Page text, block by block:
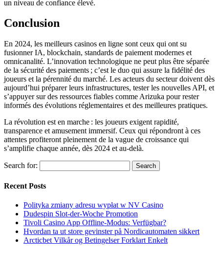
un niveau de confiance élevé.
Conclusion
En 2024, les meilleurs casinos en ligne sont ceux qui ont su
fusionner IA, blockchain, standards de paiement modernes et
omnicanalité. L’innovation technologique ne peut plus être séparée
de la sécurité des paiements ; c’est le duo qui assure la fidélité des
joueurs et la pérennité du marché. Les acteurs du secteur doivent dès
aujourd’hui préparer leurs infrastructures, tester les nouvelles API, et
s’appuyer sur des ressources fiables comme Arizuka pour rester
informés des évolutions réglementaires et des meilleures pratiques.
La révolution est en marche : les joueurs exigent rapidité,
transparence et amusement immersif. Ceux qui répondront à ces
attentes profiteront pleinement de la vague de croissance qui
s’amplifie chaque année, dès 2024 et au-delà.
Search for:
Recent Posts
Polityka zmiany adresu wypłat w NV Casino
Dudespin Slot-der-Woche Promotion
Tivoli Casino App Offline-Modus: Verfügbar?
Hvordan ta ut store gevinster på Nordicautomaten sikkert
Arcticbet Vilkår og Betingelser Forklart Enkelt